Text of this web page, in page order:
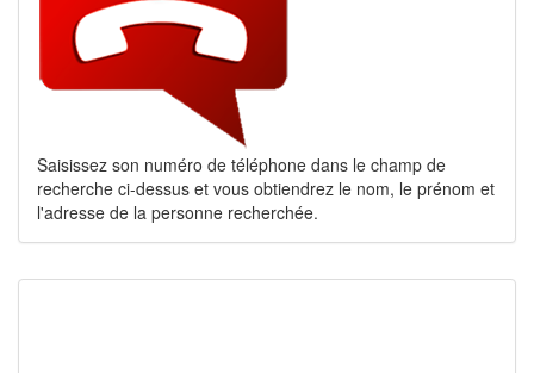
Saisissez son numéro de téléphone dans le champ de
recherche ci-dessus et vous obtiendrez le nom, le prénom et
l'adresse de la personne recherchée.